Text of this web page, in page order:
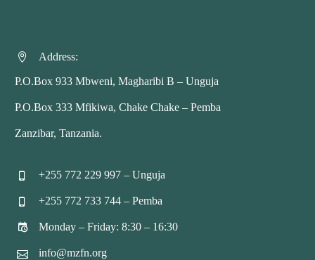

 Address:
P.O.Box 933 Mbweni, Magharibi B – Unguja
P.O.Box 333 Mfikiwa, Chake Chake – Pemba
Zanzibar, Tanzania.

 +255 772 229 997 – Unguja

 +255 772 733 744 – Pemba

 Monday – Friday: 8:30 – 16:30

 info@mzfn.org